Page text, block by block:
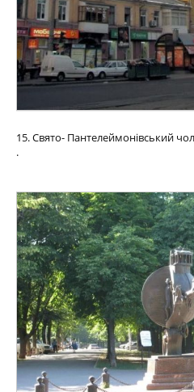
15. Свято- Пантелеймонівський
.